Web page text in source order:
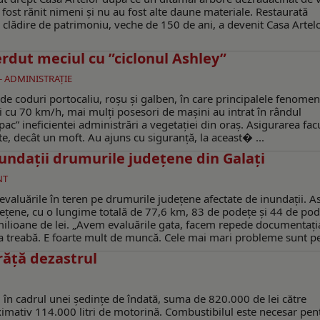
rănit nimeni și nu au fost alte daune materiale. Restaurată
de patrimoniu, veche de 150 de ani, a devenit Casa
meciul cu ”ciclonul Ashley”
ADMINISTRAŢIE
coduri portocaliu, roșu și galben, în care principalele
70 km/h, mai mulți posesori de mașini au intrat în rândul
ineficientei administrări a vegetației din oraș. Asigurarea
decât un moft. Au ajuns cu siguranță, la aceast� ...
drumurile județene din Galați
în teren pe drumurile județene afectate de inundații.
cu o lungime totală de 77,6 km, 83 de podețe și 44 de
de lei. „Avem evaluările gata, facem repede
E foarte mult de muncă. Cele mai mari probleme sunt
dezastrul
cadrul unei ședințe de îndată, suma de 820.000 de lei către
114.000 litri de motorină. Combustibilul este necesar